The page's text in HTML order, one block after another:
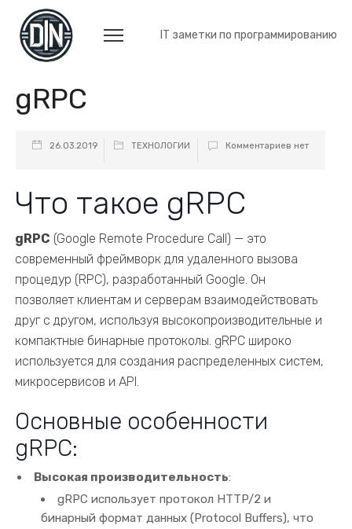
IT заметки по программированию
gRPC
26.03.2019 ТЕХНОЛОГИИ Комментариев нет
Что такое gRPC
gRPC (Google Remote Procedure Call) — это
современный фреймворк для удаленного вызова
процедур (RPC), разработанный Google. Он
позволяет клиентам и серверам взаимодействовать
друг с другом, используя высокопроизводительные и
компактные бинарные протоколы. gRPC широко
используется для создания распределенных систем,
микросервисов и API.
Основные особенности
gRPC:
Высокая производительность:
gRPC использует протокол HTTP/2 и
бинарный формат данных (Protocol Buffers), что